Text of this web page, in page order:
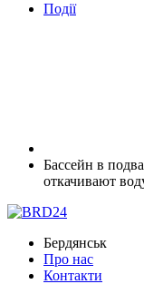
Події
Бассейн в
откачивают
Бердянськ
Про нас
Контакти